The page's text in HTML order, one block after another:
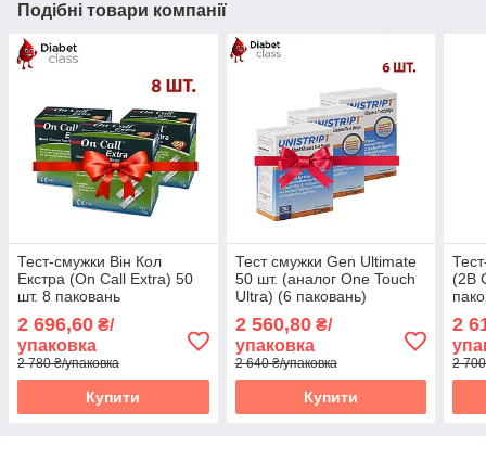
Подібні товари компанії
Тест-смужки Він Кол
Екстра (On Call Extra) 50
шт. 8 паковань
2 696,60 ₴/
упаковка
2 780 ₴/упаковка
Купити
Тест смужки Gen Ultimate
50 шт. (аналог One Touch
Ultra) (6 паковань)
2 560,80₴/
упаковка
2 640 ₴/упаковка
Купити
(2B
2
2